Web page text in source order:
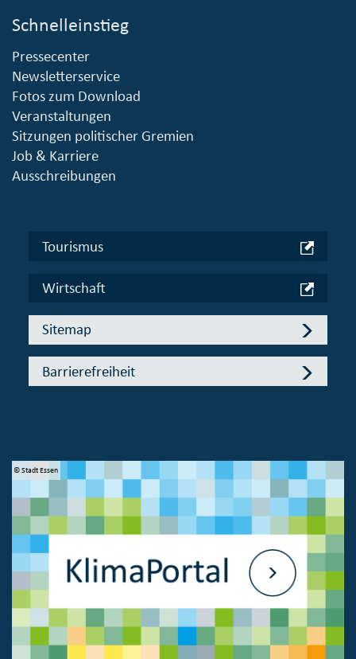
Schnelleinstieg
Pressecenter
Newsletterservice
Fotos zum Download
Veranstaltungen
Sitzungen politischer Gremien
Job & Karriere
Ausschreibungen
Tourismus
Wirtschaft
Sitemap
Barrierefreiheit
© Stadt Essen